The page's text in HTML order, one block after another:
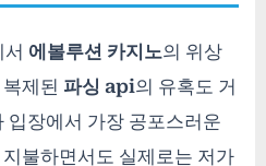
에볼루션 카지노의 위상
제된 파싱 api의 유혹도 거
입장에서 가장 공포스러운
불하면서도 실제로는 저가